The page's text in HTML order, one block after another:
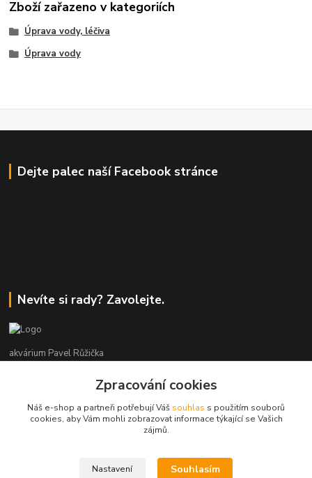
Zboží zařazeno v kategoriích
Úprava vody, léčiva
Úprava vody
Dejte palec naší Facebook stránce
Nevíte si rady? Zavolejte.
akvárium Pavel Růžička
+420 602 118 290
9:00 až 16:00 v pracovní dny
Zpracování cookies
Náš e-shop a partneři potřebují Váš souhlas s použitím souborů
cookies, aby Vám mohli zobrazovat informace týkající se Vašich
zájmů.
Nastavení Souhlasím